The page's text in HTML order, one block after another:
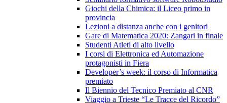
Giochi della Chimica: il Liceo primo in
provincia
Lezioni a distanza anche con i genitori
Gare di Matematica 2020: Zangari in finale
Studenti Atleti di alto livello
I corsi di Elettronica ed Automazione
protagonisti in Fiera
Developer’s week: il corso di Informatica
premiato
Il Biennio del Tecnico Premiato al CNR
Viaggio a Trieste “Le Tracce del Ricordo”